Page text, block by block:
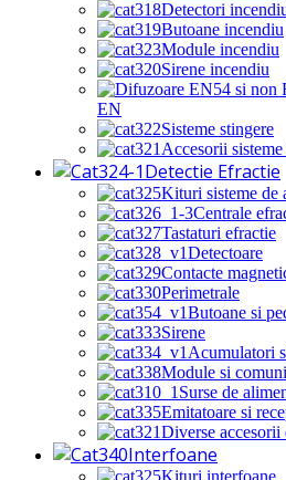
Detectori
Butoane incendiu
Module incendiu
Sirene incendiu
EN
Sisteme stingere
Accesorii
Detectie Efractie
Kituri sisteme de
Centrale
Tastaturi efractie
Detectoare
Contacte
Perimetrale
Butoane si
Sirene
Acumulatori
Module si
Surse de
Emitatoare si
Diverse accesorii
Interfoane
Kituri interfoane